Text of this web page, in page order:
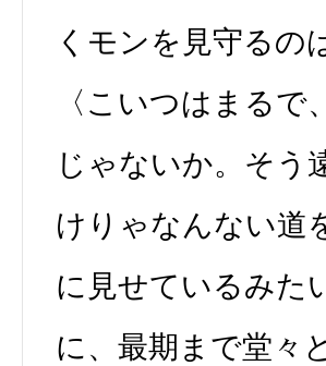
くモンを見守るの
〈こいつはまる
じゃないか。そう
けりゃなんない道
に見せているみた
に、最期まで堂々